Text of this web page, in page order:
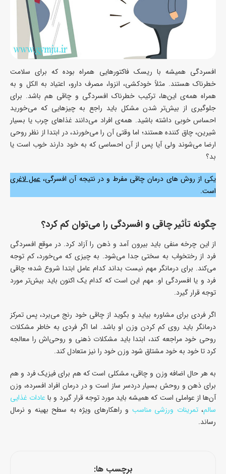
افسردگی همیشه با ریسک فاکتورهایی همراه بوده که برای سلامت
خطرناک هستند. مثلاً خودکشی، انزوا، مصرف دارو، اعتیاد به الکل و به
همراه همه‌ی این‌ها، ترکیب خطرناک افسردگی و چاقی هم باشد. برای
جلوگیری از بیش‌تر شدن مشکل باید راجع به چیزهایی که می‌خورید
احساس خوبی داشته باشید. همه‌ی افراد می‌دانند غذاهای چرب یا بسیار
شیرین، چاق کننده هستند؛ اما وقتی آن را می‌خورند، در ابتدا از نظر روحی
ارضا می‌شوند ولی آیا پس از آن احساسی که به خود دارند خوب است یا
بد؟
یکی از روش های درمان چاقی مفرط و در نتیجه آن افسرگی،عمل لاغری
است.
چگونه تأثیر چاقی و افسردگی را می‌توان کم کرد؟
از این چرخه‌ منفی باید بیرون آمد و ذهن را آزاد کرد. در موقع افسردگی
فرد از رختخواب به سختی جدا می‌شود. به چیزی که می‌خورد، کم توجه
می‌کند. برای درمانگر مهم نیست بداند کدام عامل ابتدا شروع شده؛ چاقی
فرد و یا افسردگی او. مهم این است که کدام یک اکنون باید بیش‌تر مورد
توجه قرار گیرد.
اگر فردی برای مشاوره بیاید و بگوید از چاقی خود رنج می‌برد، پس تمرکز
درمانگر باید روی کم کردن وزن او باشد. اما اگر فردی به خاطر مشکلات
روحی خود مراجعه کند، ابتدا باید مشکلات ذهنی و روحی‌اش را معالجه
کرد تا خود به خود مشتاق شود وزن خود را نیز متعادل کند.
به هر حال اضافه وزن و چاقی، مشکلی است که هم برای فیزیک فرد و هم
برای ذهن و روحش بسیار دردسر ساز است و در درمان افراد افسرده، وزن
آن‌ها از عواملی است که همیشه باید مورد توجه قرار گیرد و با عادات غذایی
سالم،تمرینات ورزشی مناسب و راهکارهای ویژه به سطح بهینه و نرمال
رساند.
برچسب ها: